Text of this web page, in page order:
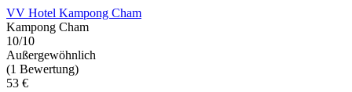
VV Hotel Kampong Cham
Kampong Cham
10/10
Außergewöhnlich
(1 Bewertung)
53 €